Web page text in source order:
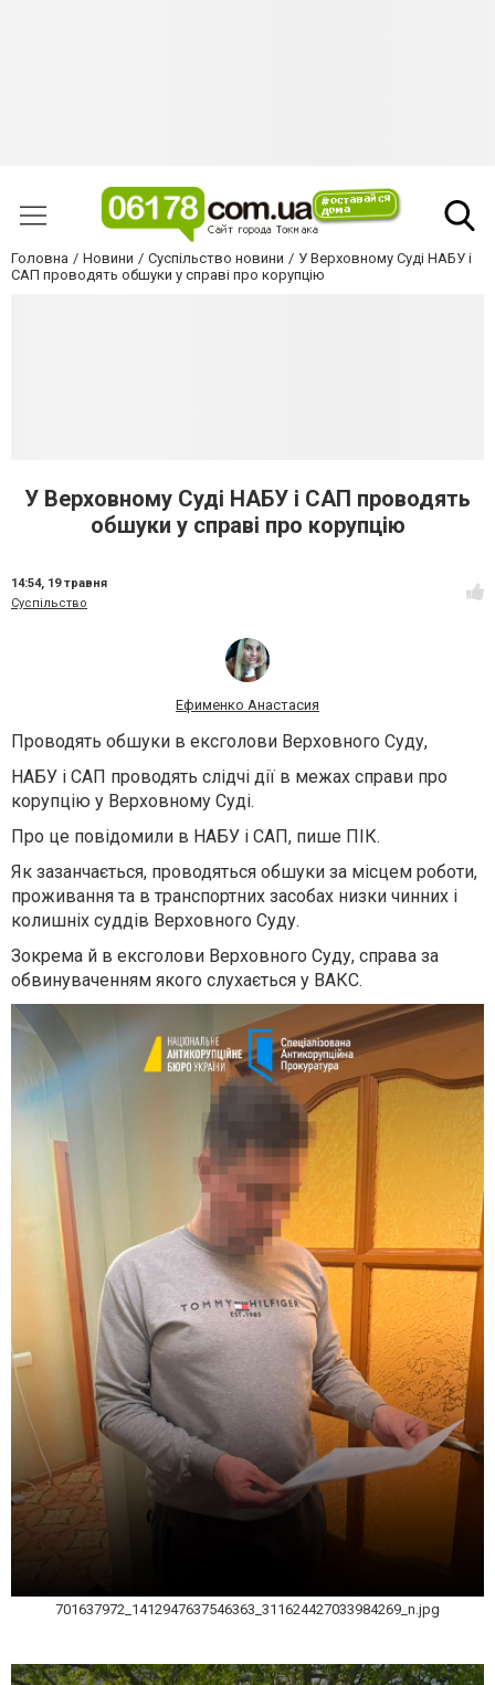
Головна Новини Суспільство новини
У Верховному Суді НАБУ і
САП проводять обшуки у справі про корупцію
У Верховному Суді НАБУ і САП проводять
обшуки у справі про корупцію
14:54, 19 травня
Суспільство
Ефименко Анастасия
Проводять обшуки в ексголови Верховного Суду,
НАБУ і САП проводять слідчі дії в межах справи про
корупцію у Верховному Суді.
Про це повідомили в НАБУ і САП, пише ПІК.
Як зазанчається, проводяться обшуки за місцем роботи,
проживання та в транспортних засобах низки чинних і
колишніх суддів Верховного Суду.
Зокрема й в ексголови Верховного Суду, справа за
обвинуваченням якого слухається у ВАКС.
701637972_1412947637546363_311624427033984269_n.jpg